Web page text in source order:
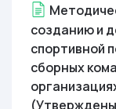
созданию и
спортивной
сборных